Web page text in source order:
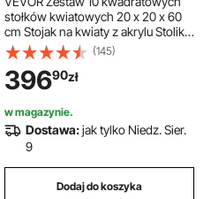
stołków kwiatowych 20 x 20 x 60
cm Stojak na kwiaty z akrylu Stolik
boczny Nowoczesny stojak na
kwiaty Stojak na rośliny z laminatu
akrylowego Stojak na rośliny
Metalowy stojak do dekoracji
barów, hoteli, kawiarni
(145)
39690zł
w magazynie.
Dostawa:jak tylko Niedz. Sier.
9
Dodaj do koszyka